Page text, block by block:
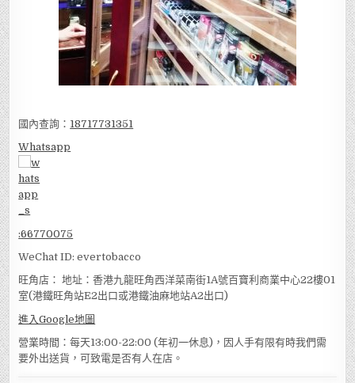
國內查詢： 18717731351
Whatsapp
:66770075
WeChat ID: evertobacco
旺角店： 地址：香港九龍旺角西洋菜南街1A號百寶利商業中心22樓01
室(港鐵旺角站E2出口或港鐵油麻地站A2出口)
進入Google地圖
營業時間：每天13:00-22:00 (年初一休息)，因人手有限有時我們需
要外出送貨，可致電是否有人在店。